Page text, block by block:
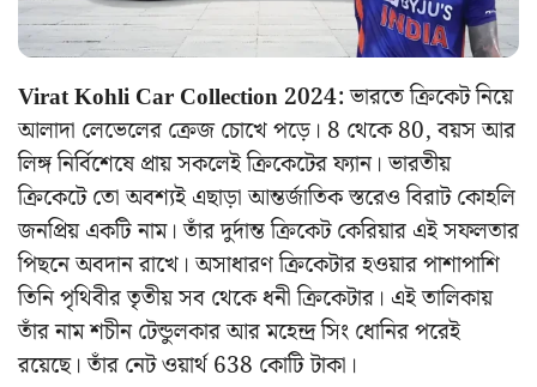
Virat Kohli Car Collection 2024:ভারতে ক্রিকেট নিয়ে
আলাদা লেভেলের ক্রেজ চোখে পড়ে। 8 থেকে 80, বয়স আর
লিঙ্গ নির্বিশেষে প্রায় সকলেই ক্রিকেটের ফ্যান। ভারতীয়
ক্রিকেটে তো অবশ্যই এছাড়া আন্তর্জাতিক স্তরেও বিরাট কোহলি
জনপ্রিয় একটি নাম। তাঁর দুর্দান্ত ক্রিকেট কেরিয়ার এই সফলতার
পিছনে অবদান রাখে। অসাধারণ ক্রিকেটার হওয়ার পাশাপাশি
তিনি পৃথিবীর তৃতীয় সব থেকে ধনী ক্রিকেটার। এই তালিকায়
তাঁর নাম শচীন টেন্ডুলকার আর মহেন্দ্র সিং ধোনির পরেই
রয়েছে। তাঁর নেট ওয়ার্থ 638 কোটি টাকা।